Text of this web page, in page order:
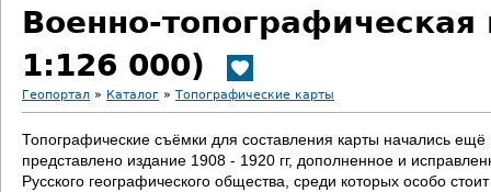
Военно-
1:126 000)
В
ы
Геопортал » Каталог » Топографические карты
Топографические съёмки для составления карты начались
представлено издание 1908 - 1920 гг, дополненное и
Русского географического общества, среди которых особо